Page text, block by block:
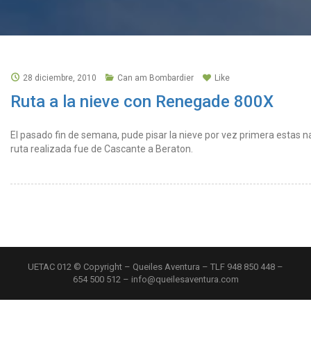
28 diciembre, 2010 Can am Bombardier Like
Ruta a la nieve con Renegade 800X
El pasado fin de semana, pude pisar la nieve por vez primera estas
ruta realizada fue de Cascante a Beraton.
UETAC 012 © Copyright – Queiles Aventura – TLF 948 850 448 –
654 500 512 – info@queilesaventura.com